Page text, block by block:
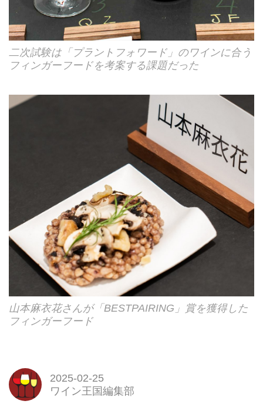
二次試験は「プラントフォワード」のワインに合う
フィンガーフードを考案する課題だった
山本麻衣花さんが「BESTPAIRING」賞を獲得した
フィンガーフード
2025-02-25
ワイン王国編集部